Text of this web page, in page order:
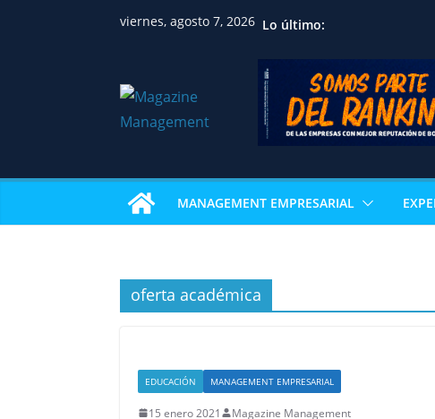
viernes, agosto 7, 2026 Lo último:
MANAGEMENT EMPRESARIAL
oferta académica
EDUCACIÓN MANAGEMENT EMPRESARIAL
15 enero 2021 Magazine Management